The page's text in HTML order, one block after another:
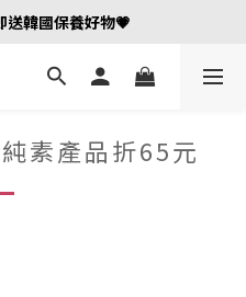
送韓國保養好物💗
素產品折65元